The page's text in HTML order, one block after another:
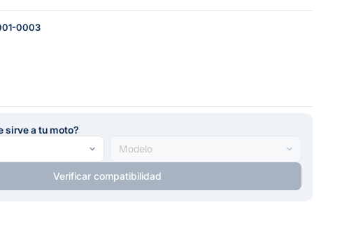
0003
sirve a tu moto?
Verificar compatibilidad